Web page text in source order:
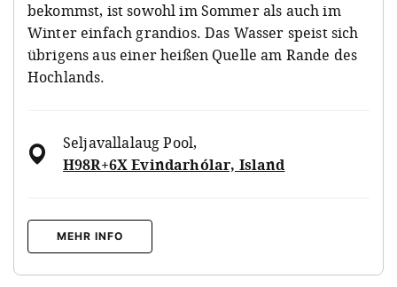
bekommst, ist sowohl im Sommer als auch im
Winter einfach grandios. Das Wasser speist sich
übrigens aus einer heißen Quelle am Rande des
Hochlands.
Seljavallalaug Pool,
H98R+6X Evindarhólar, Island
MEHR INFO